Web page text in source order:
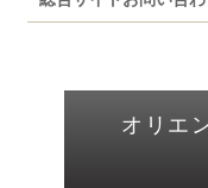
オリエ